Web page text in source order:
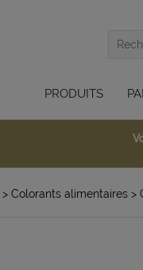
PRODUITS
> Colorants alimentaires >